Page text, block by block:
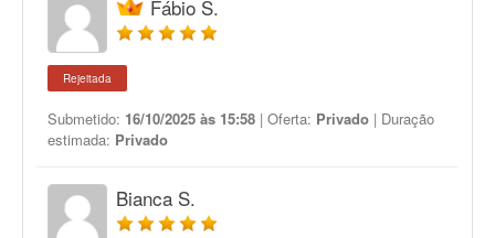
Fábio S.
Rejeitada
Submetido: 16/10/2025 às 15:58 | Oferta: Privado | Duração
estimada: Privado
Bianca S.